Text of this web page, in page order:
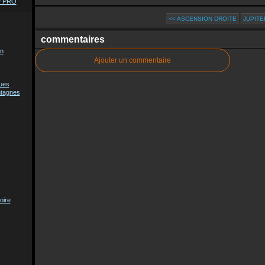
<< ASCENSION DROITE
commentaires
Ajouter un commentaire